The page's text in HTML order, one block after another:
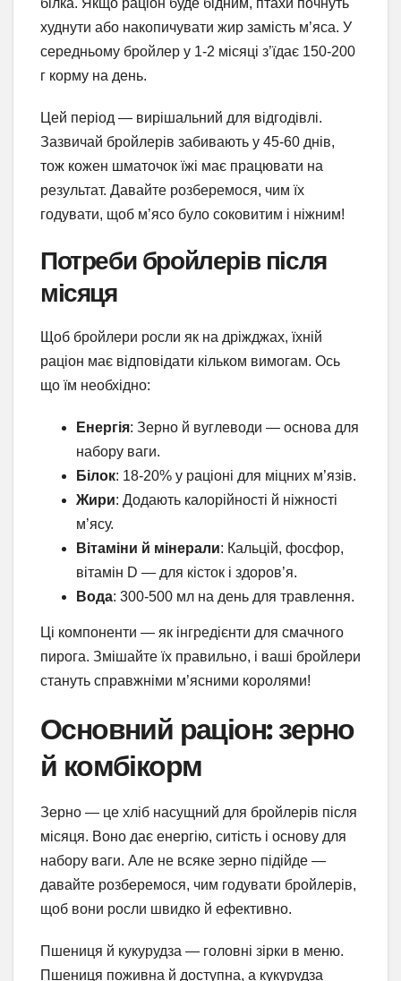
білка. Якщо раціон буде бідним, птахи почнуть
худнути або накопичувати жир замість м’яса. У
середньому бройлер у 1-2 місяці з’їдає 150-200
г корму на день.
Цей період — вирішальний для відгодівлі.
Зазвичай бройлерів забивають у 45-60 днів,
тож кожен шматочок їжі має працювати на
результат. Давайте розберемося, чим їх
годувати, щоб м’ясо було соковитим і ніжним!
Потреби бройлерів після
місяця
Щоб бройлери росли як на дріжджах, їхній
раціон має відповідати кільком вимогам. Ось
що їм необхідно:
Енергія: Зерно й вуглеводи — основа для
набору ваги.
Білок: 18-20% у раціоні для міцних м’язів.
Жири: Додають калорійності й ніжності
м’ясу.
Вітаміни й мінерали: Кальцій, фосфор,
вітамін D — для кісток і здоров’я.
Вода: 300-500 мл на день для травлення.
Ці компоненти — як інгредієнти для смачного
пирога. Змішайте їх правильно, і ваші бройлери
стануть справжніми м’ясними королями!
Основний раціон: зерно
й комбікорм
Зерно — це хліб насущний для бройлерів після
місяця. Воно дає енергію, ситість і основу для
набору ваги. Але не всяке зерно підійде —
давайте розберемося, чим годувати бройлерів,
щоб вони росли швидко й ефективно.
Пшениця й кукурудза — головні зірки в меню.
Пшениця поживна й доступна, а кукурудза